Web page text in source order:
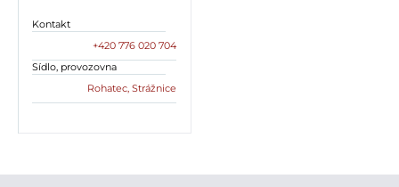
Kontakt
+420 776 020 704
Sídlo, provozovna
Rohatec, Strážnice